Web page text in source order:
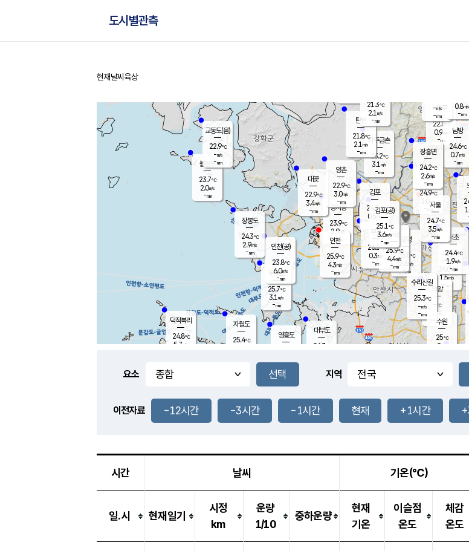
도시별관측
홈
현재날씨 육상
풍도
3.5m/s
무의도
25.7℃
3.1 m/s
-mm
영흥도
볼음도
23.7℃
2.0m/s
-mm
자월도
25.4℃
양주
22.8℃
0.9
-mm
과천
24.0℃
1.5m/s
- mm
장봉도
24.3℃
2.9m/s
-mm
-mm
24.1
℃
대부도
24.3
-
경서동
23.9℃
2.9m/s
-mm
파주금촌
23.2℃
3.1 m/s
-mm
대곶
22.9℃
3.4m/s
-mm
탄현
21.8℃
2.1 m/s
-mm
0.1
-
의왕
- ℃
m/s
mm
김포
24.2℃
0.5 m/s
mm
광명
25.8 ℃
2.6 m/s
-mm
부천
26.1℃
0.3m/s
-mm
-mm
양촌
22.9℃
3.0m/s
-mm
구로
25.9℃
4.4m/s
-mm
은평
24.9℃
3.0 m/s
- mm
서초
24.4℃
1.9m/s
-mm
남방
24.6℃
0.7m/s
-mm
수리산길
25.3℃
-m/s
-mm
장흥면
24.2℃
2.6m/s
-mm
-m/s
-mm
덕적북리
24.8℃
5.7 m/s
인천(공)
23.8℃
6.0m/s
-mm
김포(공)
25.1℃
3.6m/s
-mm
교동도(음)
22.9℃
-m/s
-mm
수원
25℃
2 m/s
인천
25.9℃
4.3m/s
-mm
서울
24.7℃
3.5m/s
-mm
21.3℃
2.1 m/s
-mm
0.8m/s
-mm
요소 지역
이전자료 -12시간 -3시간 -1시간 현재 +1시간
시간 날씨 기온(℃)
일.시 현재일기
시정
km
운량
1/10
중하운량
현재
기온
이슬점
온도
체감
온도